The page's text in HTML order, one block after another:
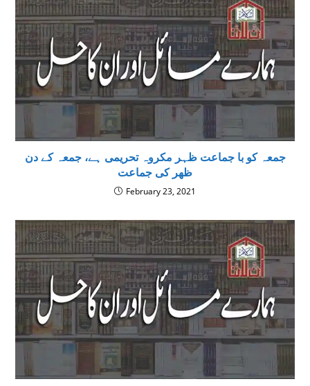
جمعہ کو با جماعت ظہر مکروہ تحریمی ہے، جمعہ کے دن
ظھر کی جماعت
February 23, 2021